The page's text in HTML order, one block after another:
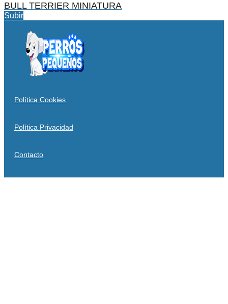
BULL TERRIER MINIATURA
Subir
Política Cookies
Política Privacidad
Contacto